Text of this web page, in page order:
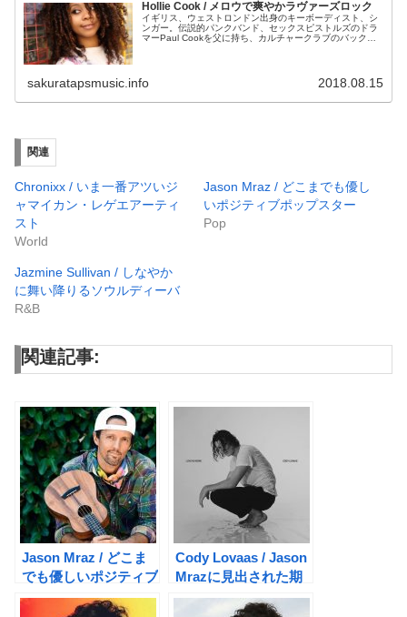
Hollie Cook / メロウで爽やかラヴァーズロック
イギリス、ウェストロンドン出身のキーボーディスト、シ
ンガー。伝説的パンクバンド、セックスピストルズのドラ
マーPaul Cookを父に持ち、カルチャークラブのバックボ
sakuratapsmusic.info 2018.08.15
関連
Chronixx / いま一番アツいジ
ャマイカン・レゲエアーティ
スト
World
Jason Mraz / どこまでも優し
いポジティブポップスター
Pop
Jazmine Sullivan / しなやか
に舞い降りるソウルディーバ
R&B
関連記事:
Jason Mraz / どこま
でも優しいポジティブ
ポップスター
Cody Lovaas / Jason
Mrazに見出された期
待のSSW